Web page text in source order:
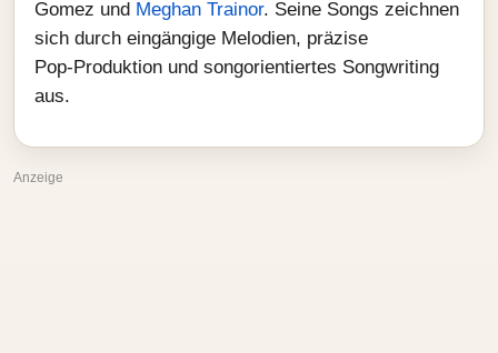
Gomez und Meghan Trainor. Seine Songs zeichnen
sich durch eingängige Melodien, präzise
Pop‑Produktion und songorientiertes Songwriting
aus.
Anzeige